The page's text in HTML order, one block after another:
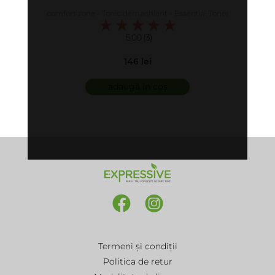
5.00 (3)
Termeni și condiții
Politica de retur